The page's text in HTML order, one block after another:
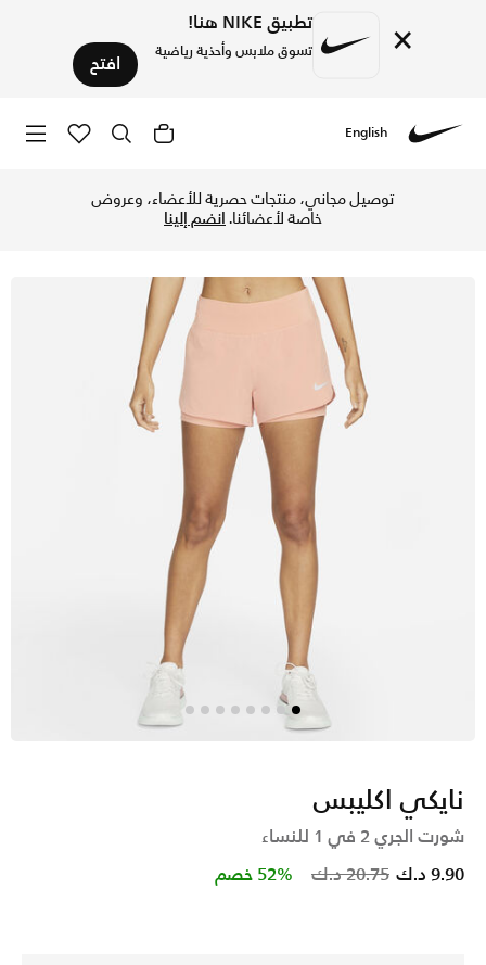
× تطبيق NIKE هنا!
تسوق ملابس وأحذية رياضية افتح
English
توصيل مجاني، منتجات حصرية للأعضاء، وعروض
خاصة لأعضائنا.انضم إلينا
نايكي اكليبس
شورت الجري 2 في 1 للنساء
Price reduced from
20.75 د.ك to 9.90 د.ك 52% خصم